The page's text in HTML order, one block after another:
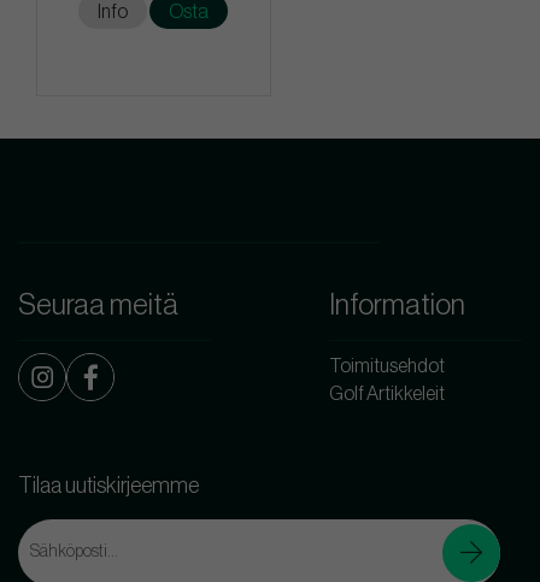
Info Osta
Seuraa meitä Information
Toimitusehdot
Golf Artikkeleit
Tilaa uutiskirjeemme